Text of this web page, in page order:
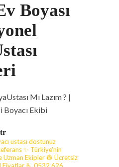
Boyası
ustası dostunuz
✨ Türkiye'nin
Uzman Ekipler 👷 Ücretsiz